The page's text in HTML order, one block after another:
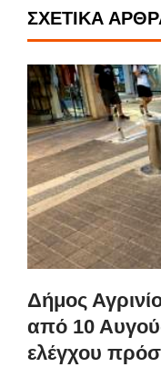
ΣΧΕΤΙΚΆ
Δήμος
από 10
ελέγχου